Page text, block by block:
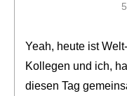
Yeah, heute ist
Kollegen und ich,
diesen Tag